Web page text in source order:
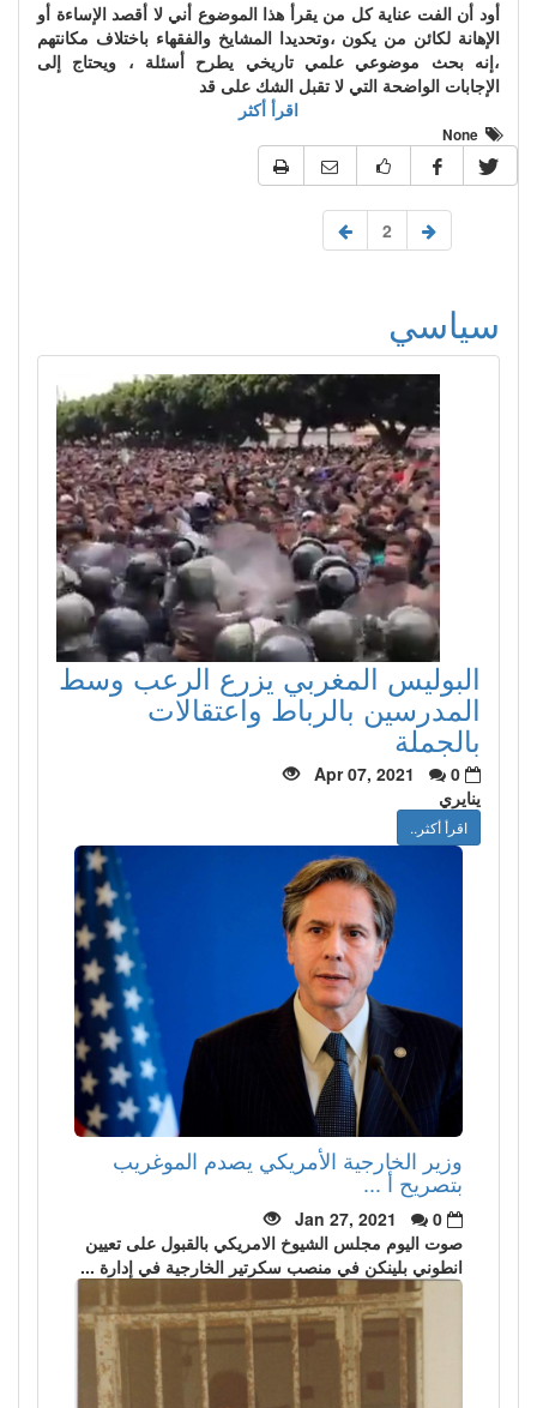
أود أن الفت عناية كل من يقرأ هذا الموضوع أني لا أقصد الإساءة أو
الإهانة لكائن من يكون ،وتحديدا المشايخ والفقهاء باختلاف مكانتهم
،إنه بحث موضوعي علمي تاريخي يطرح أسئلة ، ويحتاج إلى
الإجابات الواضحة التي لا تقبل الشك على قد
اقرأ أكثر
2
سياسي
البوليس المغربي يزرع الرعب وسط
المدرسين بالرباط واعتقالات
بالجملة
Apr 07, 2021
0
ينايري
اقرأ أكثر..
وزير الخارجية الأمريكي يصدم الموغريب
بتصريح أ ...
Jan 27, 2021
0
صوت اليوم مجلس الشيوخ الامريكي بالقبول على تعيين
انطوني بلينكن في منصب سكرتير الخارجية في إدارة ...